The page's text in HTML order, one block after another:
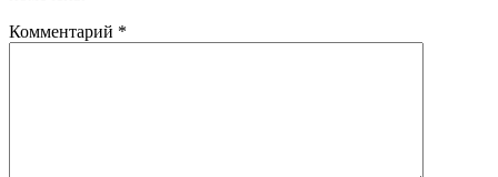
Комментарий *